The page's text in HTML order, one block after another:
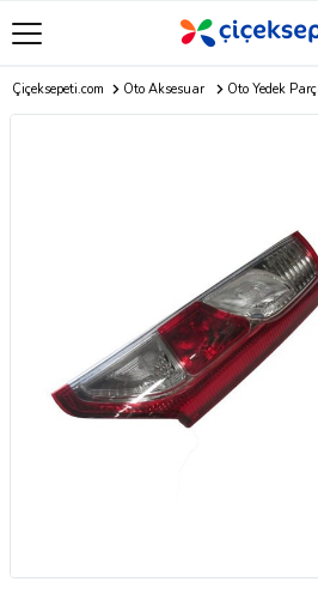
Çiçeksepeti.com Oto Aksesuar Oto Yedek